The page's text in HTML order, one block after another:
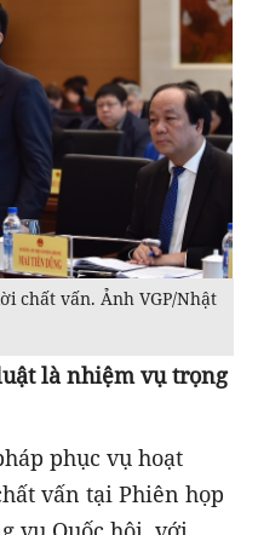
chất vấn. Ảnh VGP/Nhật
là nhiệm vụ trọng
phục vụ hoạt
vấn tại Phiên họp